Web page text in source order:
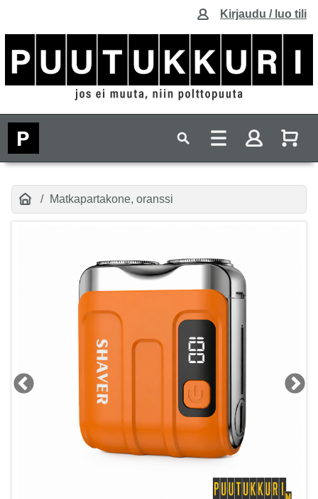
Kirjaudu / luo tili
Matkapartakone, oranssi